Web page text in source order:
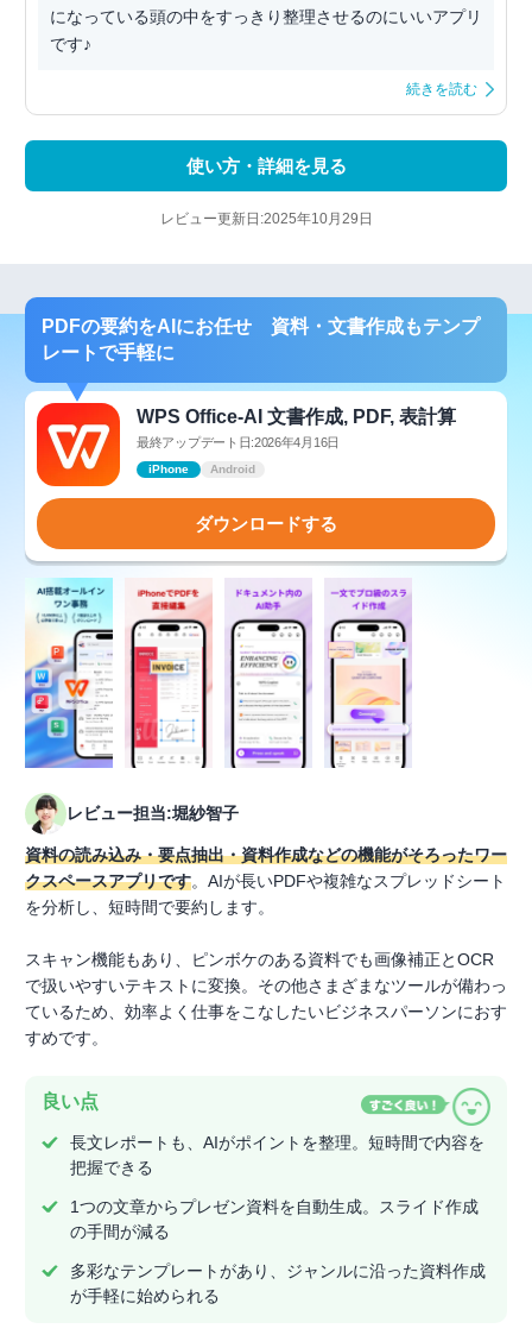
になっている頭の中をすっきり整理させるのにいいアプリ
です♪
続きを読む
使い方・詳細を見る
レビュー更新日:2025年10月29日
PDFの要約をAIにお任せ 資料・文書作成もテンプ
レートで手軽に
WPS Office-AI 文書作成, PDF, 表計算
最終アップデート日:2026年4月16日
iPhone Android
ダウンロードする
レビュー担当:堀紗智子
資料の読み込み・要点抽出・資料作成などの機能がそろったワー
クスペースアプリです。AIが長いPDFや複雑なスプレッドシート
を分析し、短時間で要約します。
スキャン機能もあり、ピンボケのある資料でも画像補正とOCR
で扱いやすいテキストに変換。その他さまざまなツールが備わっ
ているため、効率よく仕事をこなしたいビジネスパーソンにおす
すめです。
良い点
長文レポートも、AIがポイントを整理。短時間で内容を
把握できる
1つの文章からプレゼン資料を自動生成。スライド作成
の手間が減る
多彩なテンプレートがあり、ジャンルに沿った資料作成
が手軽に始められる